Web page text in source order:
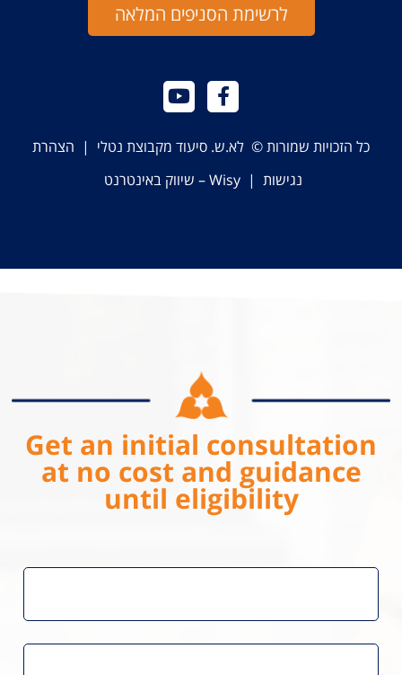
לרשימת הסניפים המלאה
כל הזכויות שמורות © לא.ש. סיעוד מקבוצת נטלי | הצהרת
נגישות |Wisy – שיווק באינטרנט
Get an initial consultation
at no cost and guidance
until eligibility